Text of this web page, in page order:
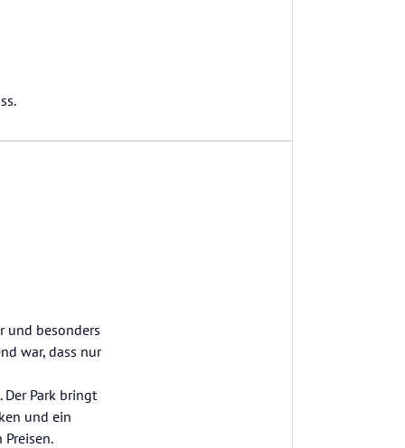
und besonders
war, dass nur
Park bringt
und ein